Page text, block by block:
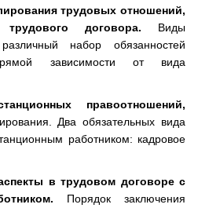
трудовых отношений,
договора. Виды
набор обязанностей
зависимости от вида
правоотношений,
Два обязательных вида
работником: кадровое
в трудовом договоре с
Порядок заключения